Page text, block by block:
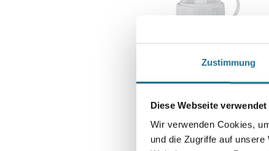
Zustimmung
Diese Webseite
Wir verwenden Cookies,
und die Zugriffe auf